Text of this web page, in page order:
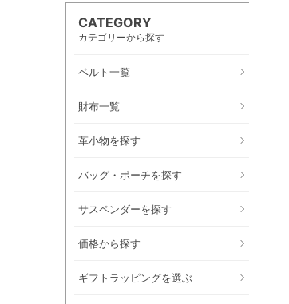
CATEGORY
カテゴリーから探す
ベルト一覧
財布一覧
革小物を探す
バッグ・ポーチを探す
サスペンダーを探す
価格から探す
ギフトラッピングを選ぶ